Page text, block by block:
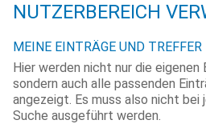
NUTZERBEREICH
MEINE EINTRÄGE UND TREFFER
Hier werden nicht nur die
sondern auch alle passenden
angezeigt. Es muss also nicht bei
Suche ausgeführt werden.